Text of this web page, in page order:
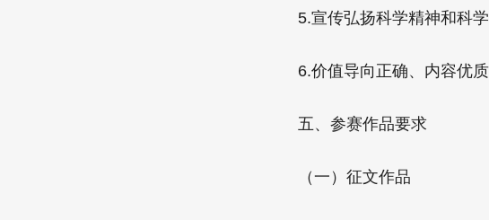
5.宣传弘扬科学精神和科学
6.价值导向正确、内容优质
五、参赛作品要求
（一）征文作品